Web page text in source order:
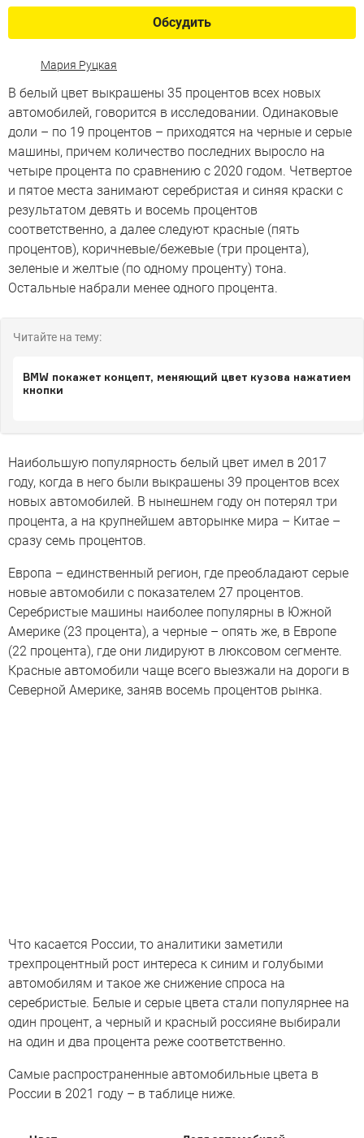
Обсудить
Мария Руцкая
В белый цвет выкрашены 35 процентов всех новых
автомобилей, говорится в исследовании. Одинаковые
доли – по 19 процентов – приходятся на черные и серые
машины, причем количество последних выросло на
четыре процента по сравнению с 2020 годом. Четвертое
и пятое места занимают серебристая и синяя краски с
результатом девять и восемь процентов
соответственно, а далее следуют красные (пять
процентов), коричневые/бежевые (три процента),
зеленые и желтые (по одному проценту) тона.
Остальные набрали менее одного процента.
Читайте на тему:
BMW покажет концепт, меняющий цвет кузова нажатием
кнопки
Наибольшую популярность белый цвет имел в 2017
году, когда в него были выкрашены 39 процентов всех
новых автомобилей. В нынешнем году он потерял три
процента, а на крупнейшем авторынке мира – Китае –
сразу семь процентов.
Европа – единственный регион, где преобладают серые
новые автомобили с показателем 27 процентов.
Серебристые машины наиболее популярны в Южной
Америке (23 процента), а черные – опять же, в Европе
(22 процента), где они лидируют в люксовом сегменте.
Красные автомобили чаще всего выезжали на дороги в
Северной Америке, заняв восемь процентов рынка.
Что касается России, то аналитики заметили
трехпроцентный рост интереса к синим и голубыми
автомобилям и такое же снижение спроса на
серебристые. Белые и серые цвета стали популярнее на
один процент, а черный и красный россияне выбирали
на один и два процента реже соответственно.
Самые распространенные автомобильные цвета в
России в 2021 году – в таблице ниже.